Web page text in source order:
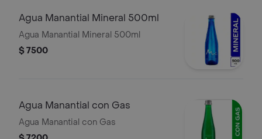
Agua Manantial Mineral 500ml
Agua Manantial Mineral 500ml
$ 7500
Agua Manantial con Gas
Agua Manantial con Gas